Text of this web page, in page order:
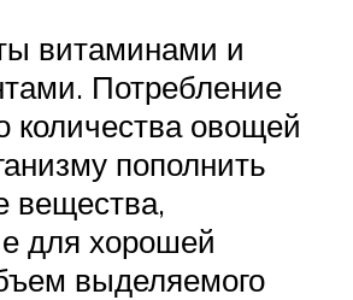
витаминами и
Потребление
количества овощей
пополнить
вещества,
для хорошей
выделяемого